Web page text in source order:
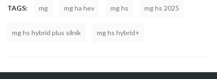
TAGS: mg mg ha hev mg hs mg hs 2025
mg hs hybrid plus silnik mg hs hybrid+